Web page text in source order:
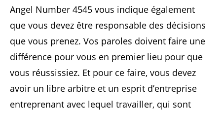
Angel Number 4545 vous indique également
que vous devez être responsable des décisions
que vous prenez. Vos paroles doivent faire une
différence pour vous en premier lieu pour que
vous réussissiez. Et pour ce faire, vous devez
avoir un libre arbitre et un esprit d’entreprise
entreprenant avec lequel travailler, qui sont